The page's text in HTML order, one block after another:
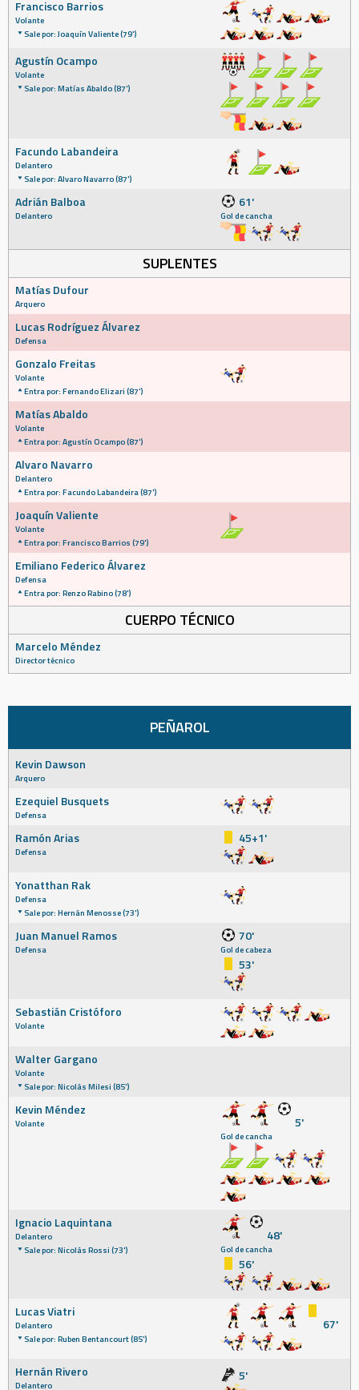
Francisco Barrios
Volante
Sale por: Joaquín Valiente (79')
Agustín Ocampo
Volante
Sale por: Matías Abaldo (87')
Facundo Labandeira
Delantero
Sale por: Alvaro Navarro (87')
Adrián Balboa
Delantero
61'
Gol de cancha
SUPLENTES
Matías Dufour
Arquero
Lucas Rodríguez Álvarez
Defensa
Gonzalo Freitas
Volante
Entra por: Fernando Elizari (87')
Matías Abaldo
Volante
Entra por: Agustín Ocampo (87')
Alvaro Navarro
Delantero
Entra por: Facundo Labandeira (87')
Joaquín Valiente
Volante
Entra por: Francisco Barrios (79')
Emiliano Federico Álvarez
Defensa
Entra por: Renzo Rabino (78')
CUERPO TÉCNICO
Marcelo Méndez
Director técnico
PEÑAROL
Kevin Dawson
Arquero
Ezequiel Busquets
Defensa
Ramón Arias
Defensa
45+1'
Yonatthan Rak
Defensa
Sale por: Hernán Menosse (73')
Juan Manuel Ramos
Defensa
70'
Gol de cabeza
53'
Sebastián Cristóforo
Volante
Walter Gargano
Volante
Sale por: Nicolás Milesi (85')
Kevin Méndez
Volante 5'
Gol de cancha
Ignacio Laquintana
Delantero
Sale por: Nicolás Rossi (73')
48'
Gol de cancha
56'
Lucas Viatri
Delantero
Sale por: Ruben Bentancourt (85')
67'
Hernán Rivero
Delantero
5'